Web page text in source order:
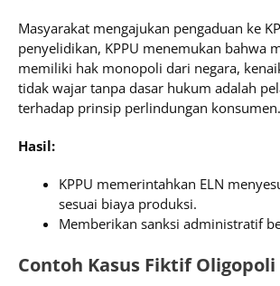
Masyarakat mengajukan pengaduan ke
penyelidikan, KPPU menemukan bahwa
memiliki hak monopoli dari negara,
tidak wajar tanpa dasar hukum adalah
terhadap prinsip perlindungan konsumen.
Hasil:
KPPU memerintahkan ELN
sesuai biaya produksi.
Memberikan sanksi administratif
Contoh Kasus Fiktif Oligopoli